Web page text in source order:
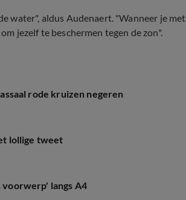
water", aldus Audenaert. "Wanneer je met
jezelf te beschermen tegen de zon".
rode kruizen negeren
lollige tweet
langs A4